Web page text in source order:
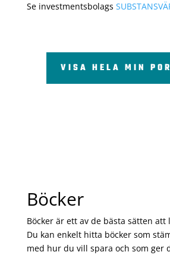
Se investmentsbolags
VISA HELA MIN
Böcker
Böcker är ett av de bästa sätten att
Du kan enkelt hitta böcker som
med hur du vill spara och som ger